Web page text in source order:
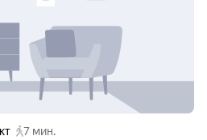
7 мин.